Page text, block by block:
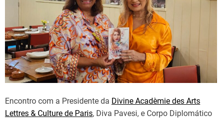
Encontro com a Presidente da Divine Acadèmie des Arts
Lettres & Culture de Paris, Diva Pavesi, e Corpo Diplomático